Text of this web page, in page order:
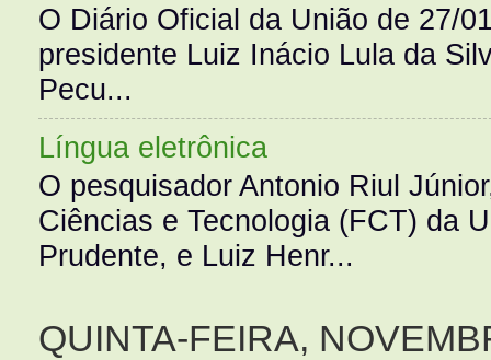
O Diário Oficial da União de 27/
presidente Luiz Inácio Lula da
Pecu...
Língua eletrônica
O pesquisador Antonio Riul
Ciências e Tecnologia (FCT) da
Prudente, e Luiz Henr...
QUINTA-FEIRA,